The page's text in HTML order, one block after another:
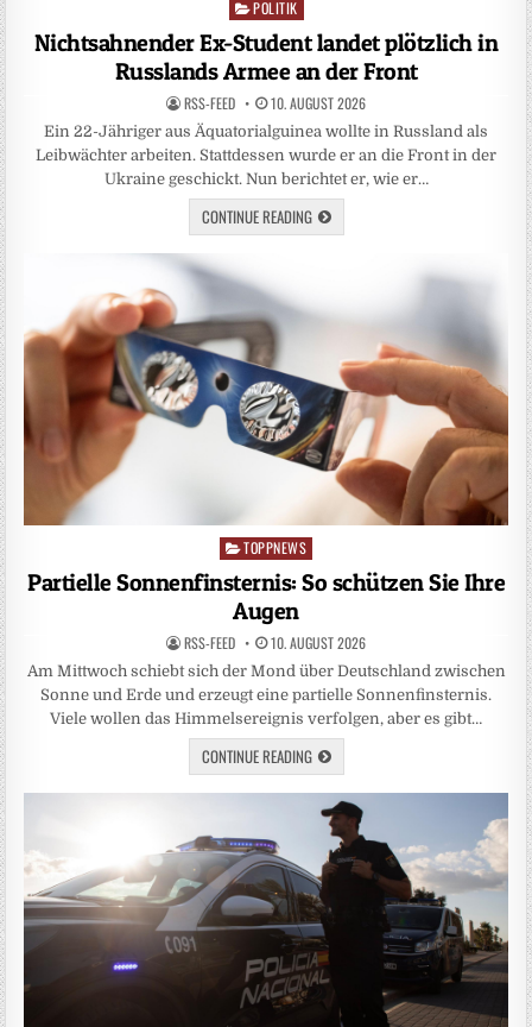
Posted
in
POLITIK
Nichtsahnender Ex-Student landet plötzlich in
Russlands Armee an der Front
RSS-FEED 10. AUGUST 2026
Ein 22-Jähriger aus Äquatorialguinea wollte in Russland als
Leibwächter arbeiten. Stattdessen wurde er an die Front in der
Ukraine geschickt. Nun berichtet er, wie er…
CONTINUE READING
Posted
TOPPNEWS
Partielle Sonnenfinsternis: So schützen Sie Ihre
Augen
RSS-FEED 10. AUGUST 2026
Am Mittwoch schiebt sich der Mond über Deutschland zwischen
Sonne und Erde und erzeugt eine partielle Sonnenfinsternis.
Viele wollen das Himmelsereignis verfolgen, aber es gibt…
CONTINUE READING